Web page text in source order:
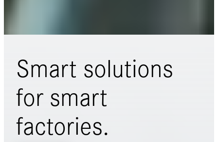
Smart solutions
for smart
factories.